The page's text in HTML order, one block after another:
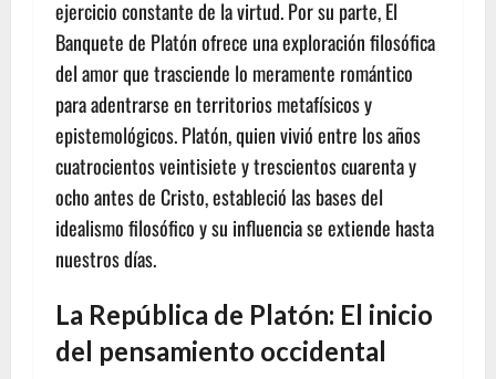
ejercicio constante de la virtud. Por su parte, El
Banquete de Platón ofrece una exploración filosófica
del amor que trasciende lo meramente romántico
para adentrarse en territorios metafísicos y
epistemológicos. Platón, quien vivió entre los años
cuatrocientos veintisiete y trescientos cuarenta y
ocho antes de Cristo, estableció las bases del
idealismo filosófico y su influencia se extiende hasta
nuestros días.
La República de Platón: El inicio
del pensamiento occidental